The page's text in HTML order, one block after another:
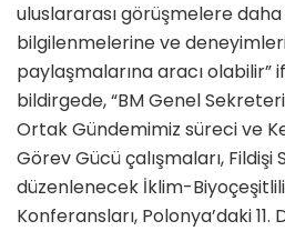
uluslararası görüşmelere
bilgilenmelerine ve
paylaşmalarına aracı
bildirgede, “BM Genel
Ortak Gündemimiz süreci ve
Görev Gücü çalışmaları, Fildişi
düzenlenecek İklim-
Konferansları, Polonya’daki